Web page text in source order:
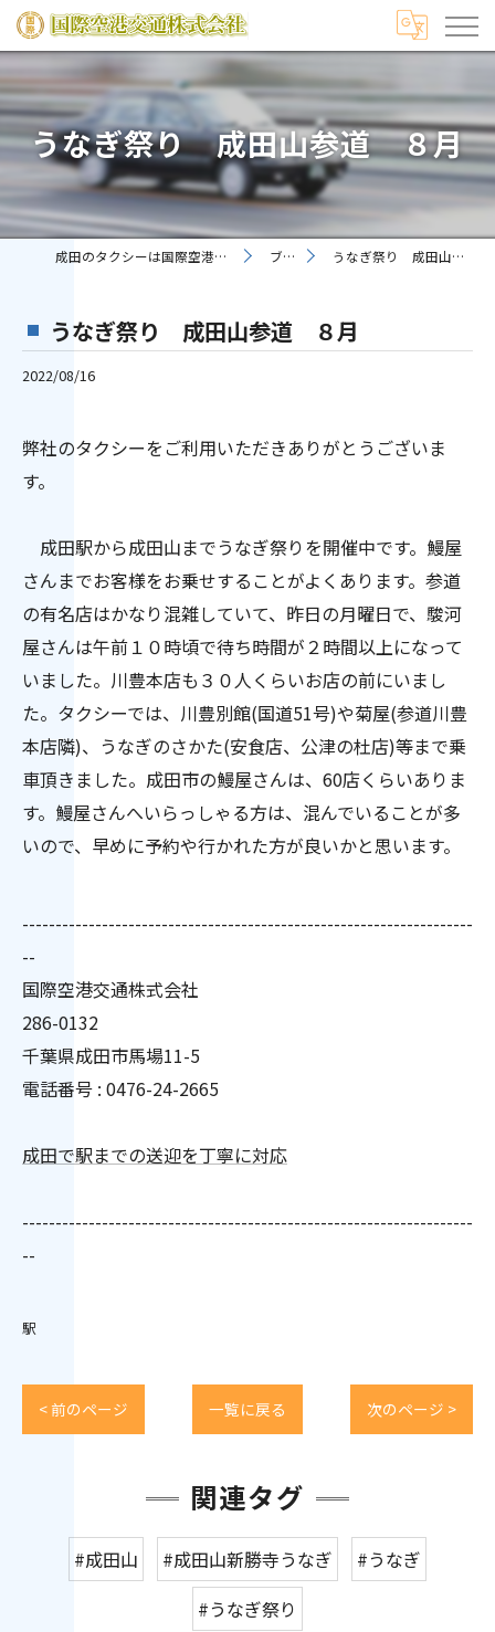
うなぎ祭り 成田山参道 ８月
成田のタクシーは国際空港交通株式会社 ブログ うなぎ祭り 成田山参道 ８月
うなぎ祭り 成田山参道 ８月
2022/08/16
弊社のタクシーをご利用いただきありがとうございま
す。
成田駅から成田山までうなぎ祭りを開催中です。鰻屋
さんまでお客様をお乗せすることがよくあります。参道
の有名店はかなり混雑していて、昨日の月曜日で、駿河
屋さんは午前１０時頃で待ち時間が２時間以上になって
いました。川豊本店も３０人くらいお店の前にいまし
た。タクシーでは、川豊別館(国道51号)や菊屋(参道川豊
本店隣)、うなぎのさかた(安食店、公津の杜店)等まで乗
車頂きました。成田市の鰻屋さんは、60店くらいありま
す。鰻屋さんへいらっしゃる方は、混んでいることが多
いので、早めに予約や行かれた方が良いかと思います。
--------------------------------------------------------------------
--
国際空港交通株式会社
286-0132
千葉県成田市馬場11-5
電話番号 : 0476-24-2665
成田で駅までの送迎を丁寧に対応
--------------------------------------------------------------------
--
駅
< 前のページ 一覧に戻る 次のページ >
関連タグ
#成田山 #成田山新勝寺うなぎ
#うなぎ
#うなぎ祭り